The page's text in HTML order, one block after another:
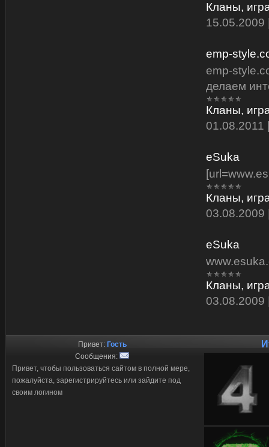
Кланы,
15.05.2009
emp-
emp-
делаем
Кланы,
01.08.2011
eSuka
Кланы,
03.08.2009
eSuka
Кланы,
03.08.2009
Привет: Гость
Сообщения:
Привет, чтобы пользоваться сайтом в полной мере,
пожалуйста, зарегистрируйтесь или зайдите под
своим логином